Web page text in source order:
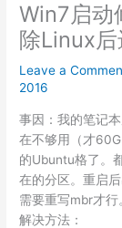
Win7启动
除Linux后
Leave a
2016
事因：我的笔记
在不够用（才
的Ubuntu格了。
在的分区。重启
需要重写mbr才行
解决方法：